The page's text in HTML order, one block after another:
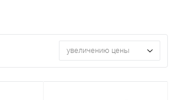
увеличению цены